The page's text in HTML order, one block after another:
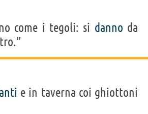
come i tegoli: si danno da
e in taverna coi ghiottoni